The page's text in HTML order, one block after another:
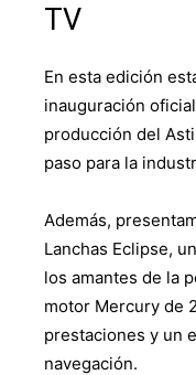
TV
En esta edición
inauguración
producción del
paso para la
Además,
Lanchas Eclipse,
los amantes de la
motor Mercury de
prestaciones y un
navegación.